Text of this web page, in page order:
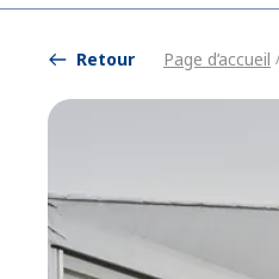
Retour Page d’accueil /